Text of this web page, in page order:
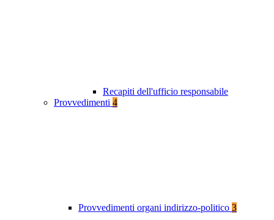
Recapiti dell'ufficio responsabile
Provvedimenti 4
Provvedimenti organi indirizzo-politico 3